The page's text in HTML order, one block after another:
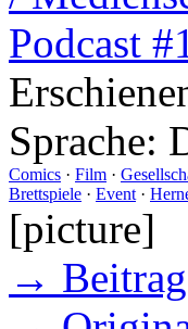
Podcast
Sprache:
Comics · Film ·
Brettspiele · Event ·
[picture]
→